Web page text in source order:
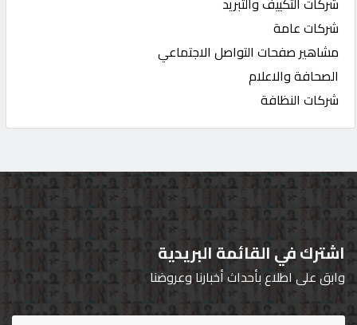
شركات عامة
مشاهير صفحات التواصل الاجتماعي
الصحافة والاعلام
شركات النظافة
اشترك في القائمة البريدية
وابق على اطلاع بأحداث أخبارنا وعروضنا